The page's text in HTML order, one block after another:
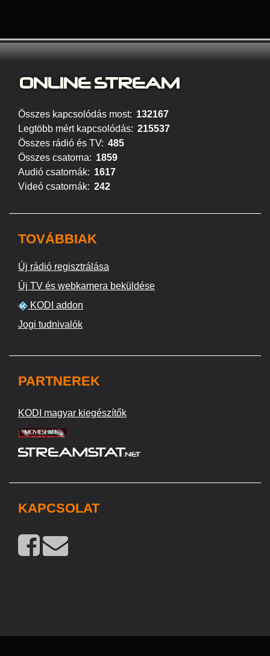
ONLINE STREAM
Összes kapcsolódás most: 132167
Legtöbb mért kapcsolódás: 215537
Összes rádió és TV: 485
Összes csatorna: 1859
Audió csatornák: 1617
Videó csatornák: 242
TOVÁBBIAK
Új rádió regisztrálása
Új TV és webkamera beküldése
KODI addon
Jogi tudnivalók
PARTNEREK
KODI magyar kiegészítők
KAPCSOLAT